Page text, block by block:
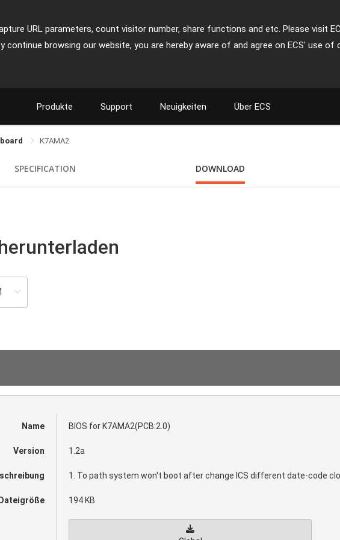
URL parameters, count visitor number, share functions and etc. Please visit
browsing our website, you are hereby aware of and agree on ECS' use of
Produkte Support Neuigkeiten Über ECS
K7AMA2
SPECIFICATION DOWNLOAD
Name BIOS for K7AMA2(PCB:2.0)
Version 1.2a
1. To path system won't boot after change ICS different date-code
Dateigröße 194 KB